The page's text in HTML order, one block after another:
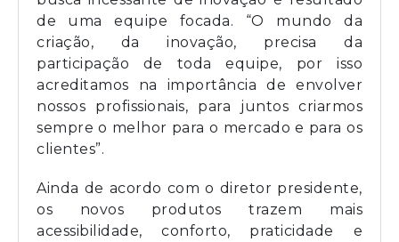
de uma equipe focada. “O mundo da
criação, da inovação, precisa da
participação de toda equipe, por isso
acreditamos na importância de envolver
nossos profissionais, para juntos criarmos
sempre o melhor para o mercado e para os
clientes”.
Ainda de acordo com o diretor presidente,
os novos produtos trazem mais
acessibilidade, conforto, praticidade e